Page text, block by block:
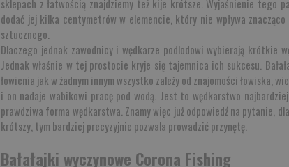
sklepach z łatwością znajdziemy też kije krótsze. Wyjaśnienie tego
dodać jej kilka centymetrów w elemencie, który nie wpływa
sztucznego.
Dlaczego jednak zawodnicy i wędkarze podlodowi wybierają krótkie
Jednak właśnie w tej prostocie kryje się tajemnica ich sukcesu.
łowienia jak w żadnym innym wszystko zależy od znajomości łowiska,
i on nadaje wabikowi pracę pod wodą. Jest to wędkarstwo
prawdziwa forma wędkarstwa. Znamy więc już odpowiedź na pytanie,
krótszy, tym bardziej precyzyjnie pozwala prowadzić przynętę.
Bałałajki wyczynowe Corona Fishing